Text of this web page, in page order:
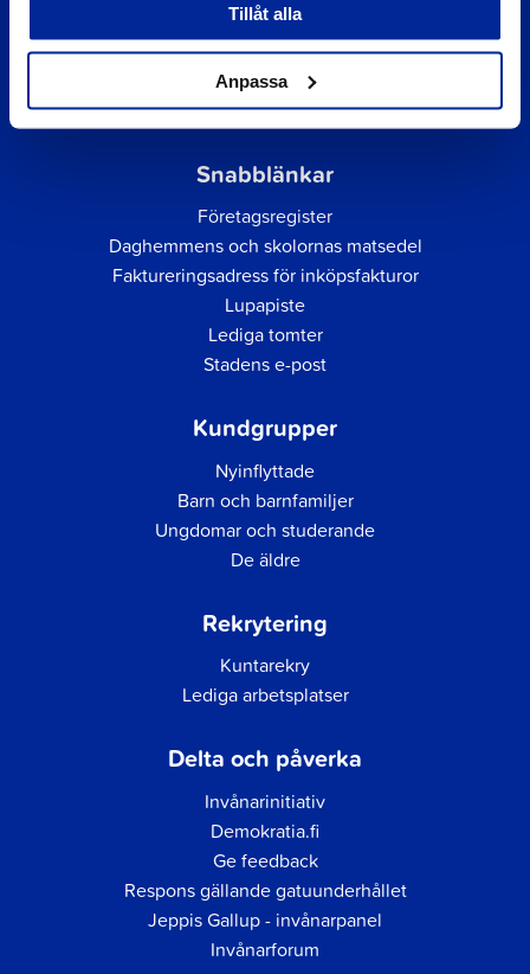
Tillåt alla
Anpassa
Snabblänkar
Företagsregister
Daghemmens och skolornas matsedel
Faktureringsadress för inköpsfakturor
Lupapiste
Lediga tomter
Stadens e-post
Kundgrupper
Nyinflyttade
Barn och barnfamiljer
Ungdomar och studerande
De äldre
Rekrytering
Kuntarekry
Lediga arbetsplatser
Delta och påverka
Invånarinitiativ
Demokratia.fi
Ge feedback
Respons gällande gatuunderhållet
Jeppis Gallup - invånarpanel
Invånarforum